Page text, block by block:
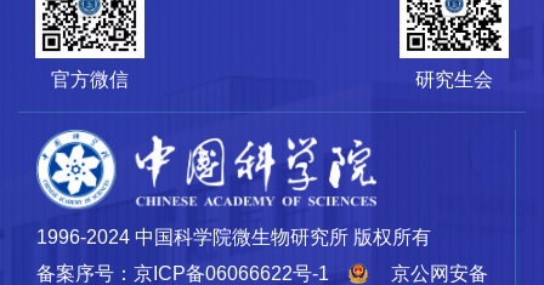
官方微信 研究生会
1996-2024 中国科学院微生物研究所 版权所有
备案序号：京ICP备06066622号-1
京公网安备